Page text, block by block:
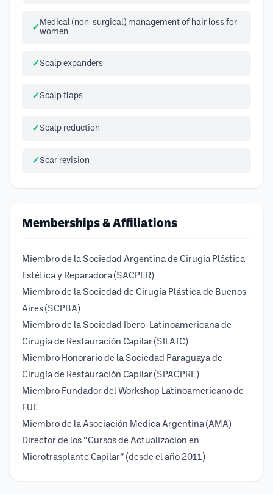
Medical (non-surgical) management of hair loss for
women
Scalp expanders
Scalp flaps
Scalp reduction
Scar revision
Memberships & Affiliations
Miembro de la Sociedad Argentina de Cirugia Plástica
Estética y Reparadora (SACPER)
Miembro de la Sociedad de Cirugía Plástica de Buenos
Aires (SCPBA)
Miembro de la Sociedad Ibero-Latinoamericana de
Cirugía de Restauración Capilar (SILATC)
Miembro Honorario de la Sociedad Paraguaya de
Cirugía de Restauración Capilar (SPACPRE)
Miembro Fundador del Workshop Latinoamericano de
FUE
Miembro de la Asociación Medica Argentina (AMA)
Director de los “Cursos de Actualizacion en
Microtrasplante Capilar” (desde el año 2011)